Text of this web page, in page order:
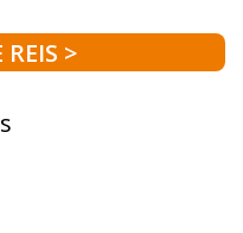
REIS >